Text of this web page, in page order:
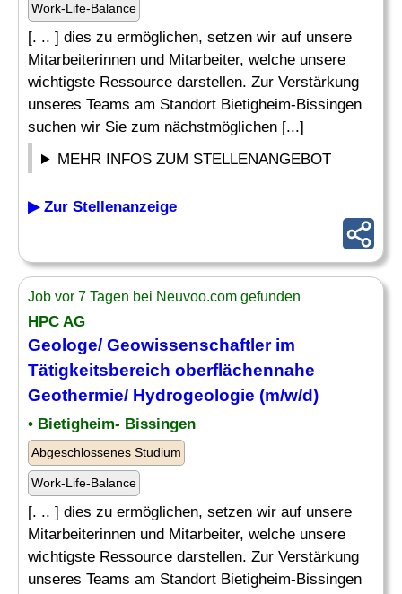
Work-Life-Balance
[. .. ] dies zu ermöglichen, setzen wir auf unsere
Mitarbeiterinnen und Mitarbeiter, welche unsere
wichtigste Ressource darstellen. Zur Verstärkung
unseres Teams am Standort Bietigheim-Bissingen
suchen wir Sie zum nächstmöglichen [...]
MEHR INFOS ZUM STELLENANGEBOT
▶ Zur Stellenanzeige
Job vor 7 Tagen bei Neuvoo.com gefunden
HPC AG
Geologe/ Geowissenschaftler im
Tätigkeitsbereich oberflächennahe
Geothermie/ Hydrogeologie (m/w/d)
• Bietigheim- Bissingen
Abgeschlossenes Studium
Work-Life-Balance
[. .. ] dies zu ermöglichen, setzen wir auf unsere
Mitarbeiterinnen und Mitarbeiter, welche unsere
wichtigste Ressource darstellen. Zur Verstärkung
unseres Teams am Standort Bietigheim-Bissingen